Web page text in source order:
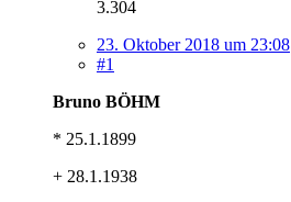
3.304
23. Oktober 2018 um 23:08
#1
Bruno BÖHM
* 25.1.1899
+ 28.1.1938